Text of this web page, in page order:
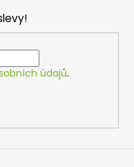
údajů.